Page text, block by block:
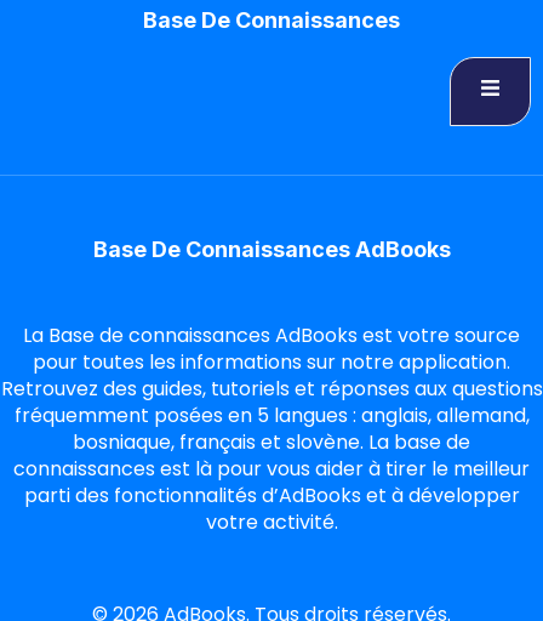
Base De Connaissances
Base De Connaissances AdBooks
La Base de connaissances AdBooks est votre source
pour toutes les informations sur notre application.
Retrouvez des guides, tutoriels et réponses aux questions
fréquemment posées en 5 langues : anglais, allemand,
bosniaque, français et slovène. La base de
connaissances est là pour vous aider à tirer le meilleur
parti des fonctionnalités d’AdBooks et à développer
votre activité.
©2026AdBooks. Tous droits réservés.